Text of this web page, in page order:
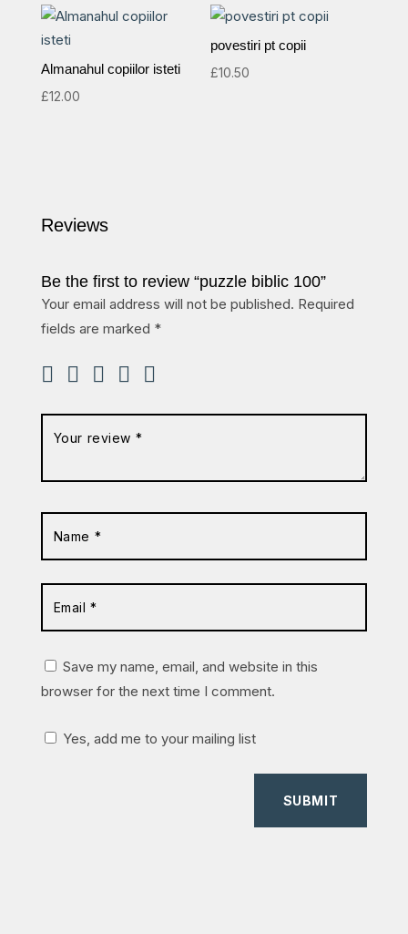
Almanahul copiilor isteti
£12.00
povestiri pt copii
£10.50
Reviews
Be the first to review “puzzle biblic 100”
Your email address will not be published. Required
fields are marked *
Save my name, email, and website in this
browser for the next time I comment.
Yes, add me to your mailing list
SUBMIT